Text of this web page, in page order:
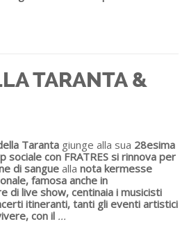
TARANTA &
Taranta giunge alla sua 28esima
sociale con FRATRES si rinnova per
di sangue alla nota kermesse
famosa anche in
di live show, centinaia i musicisti
itineranti, tanti gli eventi artistici
con il ...